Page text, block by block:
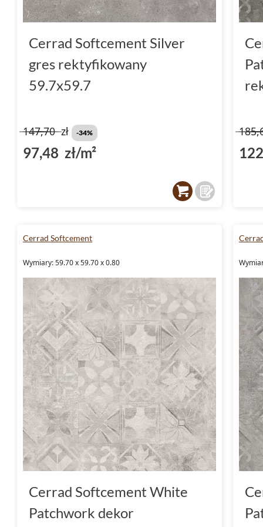
Cerrad Softcement Silver
gres rektyfikowany
59.7x59.7
147,70zł -34%
97,48 zł/m²
Cerrad Softcement
Wymiary: 59.70 x 59.70 x 0.80
Cerrad Softcement White
Patchwork dekor